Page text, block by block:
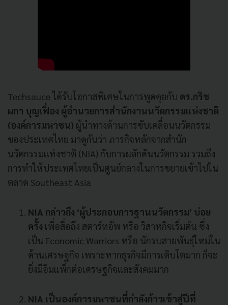
Techsauce ได้รับโอกาสพิเศษในการพูดคุยกับ ดร.กริช
ผกา บุญเฟื่อง ผู้อำนวยการสำนักงานนวัตกรรมแห่งชาติ
(องค์การมหาชน) ผู้นำทางด้านการขับเคลื่อนนวัตกรรม
ของประเทศไทย มาดูกันว่า ภารกิจหลักจากสำนัก
นวัตกรรมแห่งชาติ (NIA) กับการผลักดันนวัตกรรม รวมถึง
การทำให้ประเทศไทยเป็นศูนย์กลางในการขยายเข้าไปใน
ตลาด Southeast Asia
NIA กล่าวถึง ‘ผู้ประกอบการฐานนวัตกรรม’ บ่อย
ครั้ง เพื่อสื่อถึง สตาร์ทอัพ หรือ วิสาหกิจเริ่มต้น ซึ่ง
เป็น Economic Warriors หรือ นักรบสายพันธุ์ใหม่ใน
ด้านเศรษฐกิจ เพราะหากธุรกิจมีการเติบโตมาก ก็จะ
ยิ่งมีอิมแพ็กต่อเศรษฐกิจและสังคมมาก
NIA เป็นองค์การมหาชนที่กำลังก้าวเข้าสู่ปีที่